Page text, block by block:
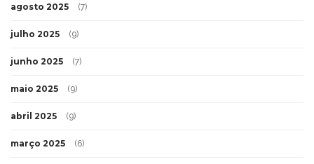
agosto 2025 (7)
julho 2025 (9)
junho 2025 (7)
maio 2025 (9)
abril 2025 (9)
março 2025 (6)